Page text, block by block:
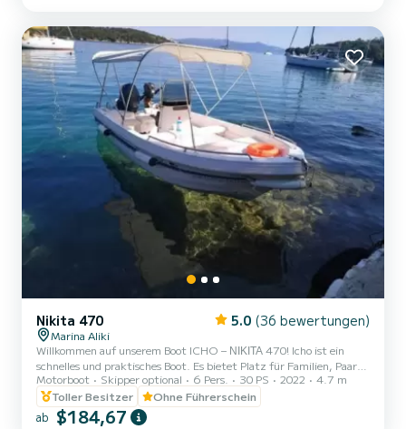
Nikita 470 5.0 (36 bewertungen)
Marina Aliki
Willkommen auf unserem Boot ICHO – ΝΙΚΙΤΑ 470! Icho ist ein
schnelles und praktisches Boot. Es bietet Platz für Familien, Paare
und Freunde. Sie haben die Möglichkeit, alle schönen und
versteckten Strände rund um Paros zu sehen. Wir freuen uns, Sie
auf unserem Boot begrüßen zu dürfen!
Motorboot Skipper optional 6 Pers. 30 PS 2022
4.7 m
Toller Besitzer
Ohne Führerschein
ab $184,67